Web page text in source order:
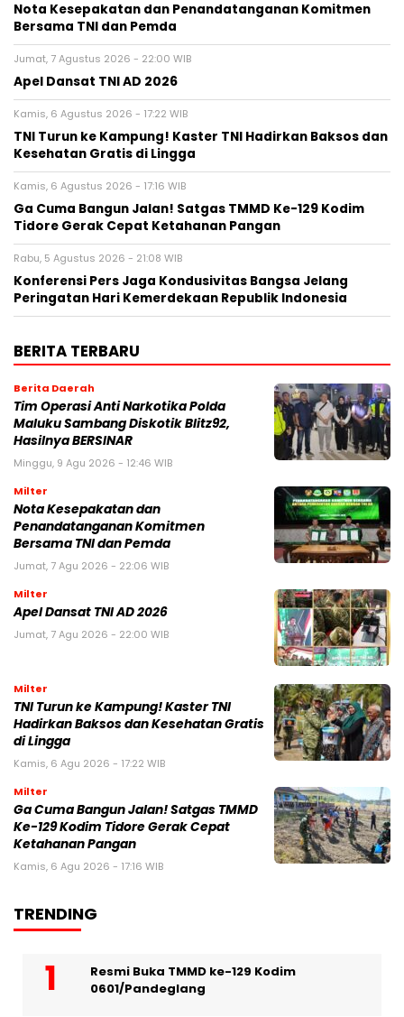
Nota Kesepakatan dan Penandatanganan Komitmen
Bersama TNI dan Pemda
Jumat, 7 Agustus 2026 - 22:00 WIB
Apel Dansat TNI AD 2026
Kamis, 6 Agustus 2026 - 17:22 WIB
TNI Turun ke Kampung! Kaster TNI Hadirkan Baksos dan
Kesehatan Gratis di Lingga
Kamis, 6 Agustus 2026 - 17:16 WIB
Ga Cuma Bangun Jalan! Satgas TMMD Ke-129 Kodim
Tidore Gerak Cepat Ketahanan Pangan
Rabu, 5 Agustus 2026 - 21:08 WIB
Konferensi Pers Jaga Kondusivitas Bangsa Jelang
Peringatan Hari Kemerdekaan Republik Indonesia
BERITA TERBARU
Berita Daerah
Tim Operasi Anti Narkotika Polda
Maluku Sambang Diskotik Blitz92,
Hasilnya BERSINAR
Minggu, 9 Agu 2026 - 12:46 WIB
Milter
Nota Kesepakatan dan
Penandatanganan Komitmen
Bersama TNI dan Pemda
Jumat, 7 Agu 2026 - 22:06 WIB
Milter
Apel Dansat TNI AD 2026
Jumat, 7 Agu 2026 - 22:00 WIB
Milter
TNI Turun ke Kampung! Kaster TNI
Hadirkan Baksos dan Kesehatan Gratis
di Lingga
Kamis, 6 Agu 2026 - 17:22 WIB
Milter
Ga Cuma Bangun Jalan! Satgas TMMD
Ke-129 Kodim Tidore Gerak Cepat
Ketahanan Pangan
Kamis, 6 Agu 2026 - 17:16 WIB
TRENDING
Resmi Buka TMMD ke-129 Kodim
0601/Pandeglang